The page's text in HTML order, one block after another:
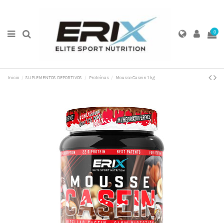
0
Inicio SUPLEMENTOS DEPORTIVOS Proteínas Mousse Casein 1 kg